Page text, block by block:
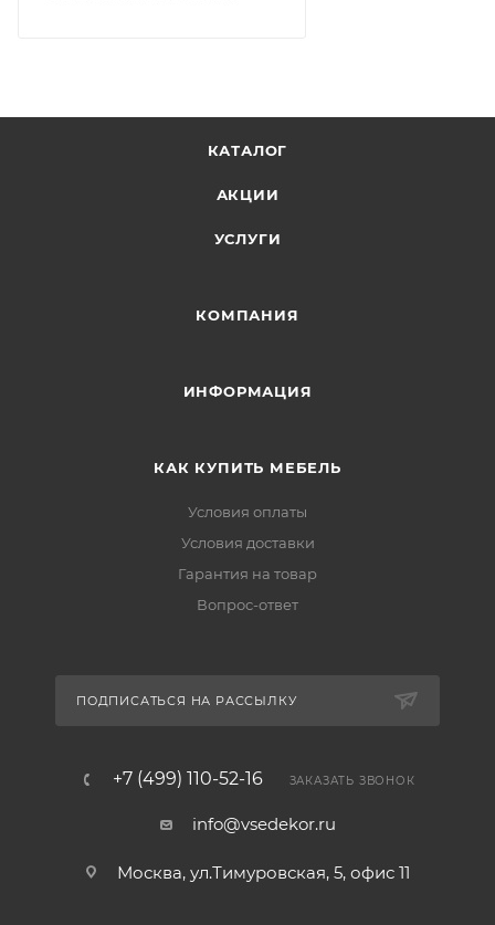
КАТАЛОГ
АКЦИИ
УСЛУГИ
КОМПАНИЯ
ИНФОРМАЦИЯ
КАК КУПИТЬ МЕБЕЛЬ
Условия оплаты
Условия доставки
Гарантия на товар
Вопрос-ответ
ПОДПИСАТЬСЯ НА РАССЫЛКУ
+7 (499) 110-52-16 ЗАКАЗАТЬ ЗВОНОК
info@vsedekor.ru
Москва, ул.Тимуровская, 5, офис 11